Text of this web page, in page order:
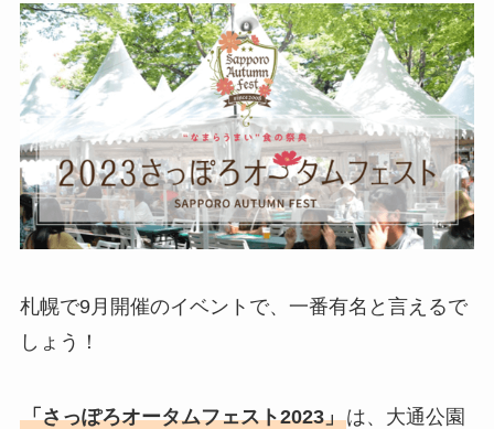
札幌で9月開催のイベントで、一番有名と言えるで
しょう！
「さっぽろオータムフェスト2023」は、大通公園